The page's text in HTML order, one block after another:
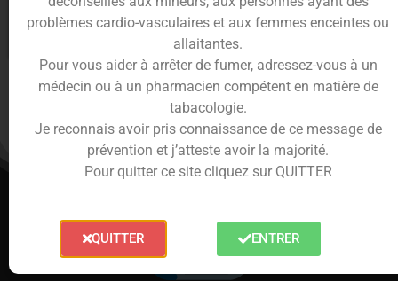
Choix des options
problèmes cardio-vasculaires et aux femmes enceintes ou
allaitantes.
Pour vous aider à arrêter de fumer, adressez-vous à un
médecin ou à un pharmacien compétent en matière de
tabacologie.
Je reconnais avoir pris connaissance de ce message de
prévention et j’atteste avoir la majorité.
Pour quitter ce site cliquez sur QUITTER
QUITTER ENTRER